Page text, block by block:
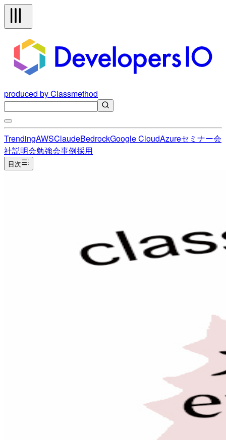
produced by Classmethod
TrendingAWSClaudeBedrockGoogle CloudAzureセミナー会
社説明会勉強会事例採用
目次